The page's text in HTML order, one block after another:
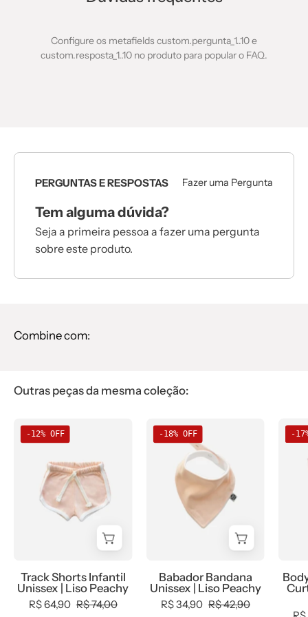
Configure os metafields custom.pergunta_1..10 e
custom.resposta_1..10 no produto para popular o FAQ.
PERGUNTAS E RESPOSTAS Fazer uma Pergunta
Tem alguma dúvida?
Seja a primeira pessoa a fazer uma pergunta
sobre este produto.
Combine com:
Outras peças da mesma coleção:
Infantil
Unissex
MiniMalista
|
Peachy
MiniMalista
Baby
-12% OFF
Track Shorts Infantil
Unissex | Liso Peachy
R$ 64,90 R$ 74,00
Bandana
Unissex
MiniMalista
Liso
Peachy
-
MiniMalista
-
b2b,
-18% OFF
Babador Bandana
Unissex | Liso Peachy
R$ 34,90 R$ 42,90
-